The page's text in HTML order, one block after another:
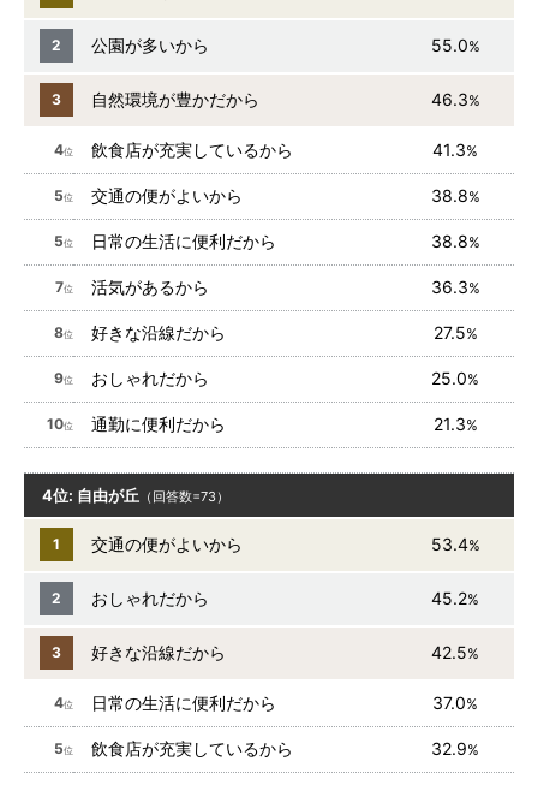
2 公園が多いから 55.0%
3 自然環境が豊かだから 46.3%
4位 飲食店が充実しているから 41.3%
5位 交通の便がよいから 38.8%
5位 日常の生活に便利だから 38.8%
7位 活気があるから 36.3%
8位 好きな沿線だから 27.5%
9位 おしゃれだから 25.0%
10位 通勤に便利だから 21.3%
4位: 自由が丘 （回答数=73）
1 交通の便がよいから 53.4%
2 おしゃれだから 45.2%
3 好きな沿線だから 42.5%
4位 日常の生活に便利だから 37.0%
5位 飲食店が充実しているから 32.9%